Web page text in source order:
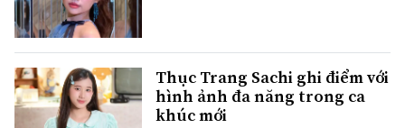
Thục Trang Sachi ghi điểm với
hình ảnh đa năng trong ca
khúc mới